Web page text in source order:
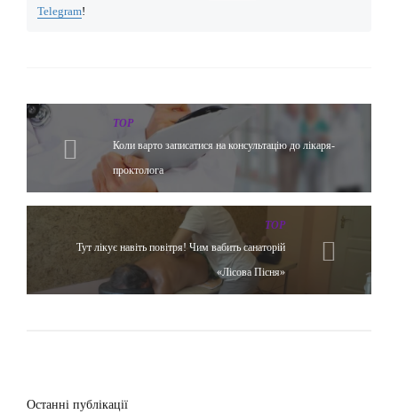
Telegram!
TOP
Коли варто записатися на консультацію до лікаря-
проктолога
TOP
Тут лікує навіть повітря! Чим вабить санаторій
«Лісова Пісня»
Останні публікації